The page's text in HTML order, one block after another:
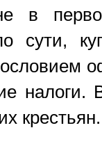
в
сути,
крестьян.